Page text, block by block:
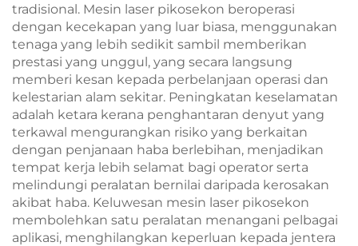
tradisional. Mesin laser pikosekon beroperasi
dengan kecekapan yang luar biasa, menggunakan
tenaga yang lebih sedikit sambil memberikan
prestasi yang unggul, yang secara langsung
memberi kesan kepada perbelanjaan operasi dan
kelestarian alam sekitar. Peningkatan keselamatan
adalah ketara kerana penghantaran denyut yang
terkawal mengurangkan risiko yang berkaitan
dengan penjanaan haba berlebihan, menjadikan
tempat kerja lebih selamat bagi operator serta
melindungi peralatan bernilai daripada kerosakan
akibat haba. Keluwesan mesin laser pikosekon
membolehkan satu peralatan menangani pelbagai
aplikasi, menghilangkan keperluan kepada jentera